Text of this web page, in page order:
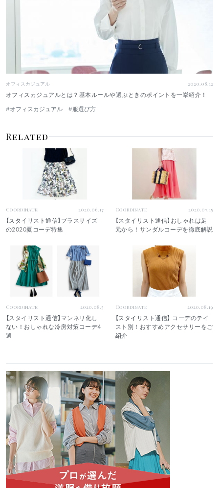
オフィスカジュアル 2020.08.12
オフィスカジュアルとは？基本ルールや選ぶときのポイントを一挙紹介！
#オフィスカジュアル
#服選び方
Related
Coordinate 2020.06.17
【スタイリスト通信】プラスサイズ
の2020夏コーデ特集
Coordinate 2020.07.15
【スタイリスト通信】おしゃれは足
元から！サンダルコーデを徹底解説
Coordinate 2020.08.5
【スタイリスト通信】マンネリ化し
ない！おしゃれな冷房対策コーデ4
選
Coordinate 2020.08.19
【スタイリスト通信】 コーデのテイ
スト別！おすすめアクセサリーをご
紹介